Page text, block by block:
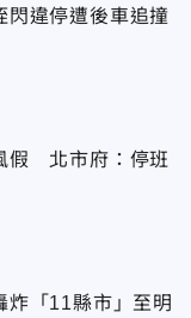
閃違停遭後車追撞
假 北市府：停班
炸「11縣市」至明